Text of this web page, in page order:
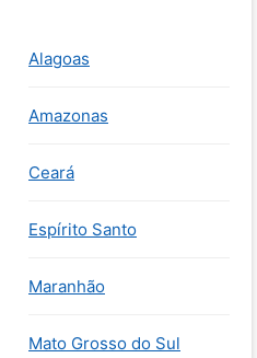
Alagoas
Amazonas
Ceará
Espírito Santo
Maranhão
Mato Grosso do Sul